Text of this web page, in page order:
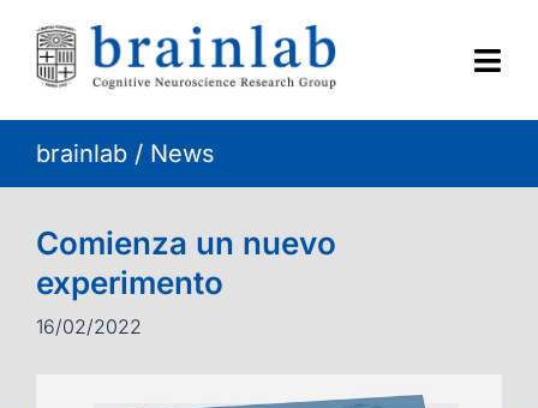
content
HOME
CONTACT
brainlab/ News
Comienza un nuevo
experimento
16/02/2022